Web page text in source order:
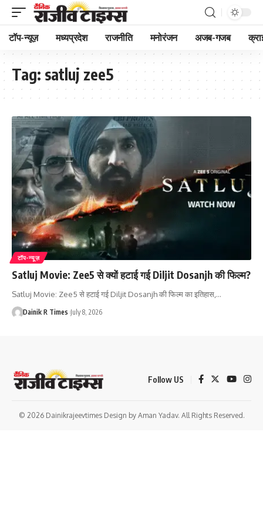
टॉप-न्यूज़ मध्यप्रदेश राजनीति मनोरंजन अजब-गजब
Tag: satluj zee5
टॉप-न्यूज़
Satluj Movie: Zee5 से क्यों हटाई गई Diljit Dosanjh की फिल्म?
Satluj Movie: Zee5 से हटाई गई Diljit Dosanjh की फिल्म का इतिहास, …
Dainik R Times July 8, 2026
Follow US
© 2026 Dainikrajeevtimes Design by Aman Yadav. All Rights Reserved.